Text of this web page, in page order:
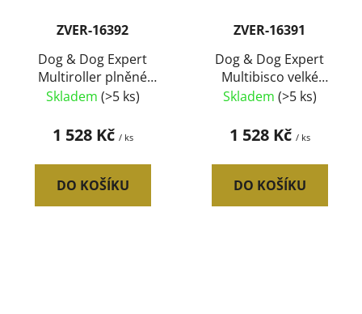
ZVER-16392
Dog & Dog Expert
Multiroller plněné
válečky 15 kg
Skladem (>5 ks)
1 528 Kč / ks
DO KOŠÍKU
ZVER-16391
Dog & Dog Expert
Multibisco velké
sušenky 15 kg
Skladem (>5 ks)
1 528 Kč / ks
DO KOŠÍKU